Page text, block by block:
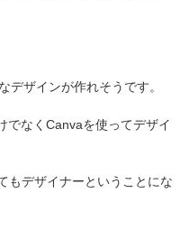
デザインが作れそうです。
でなくCanvaを使ってデザイ
もデザイナーということにな